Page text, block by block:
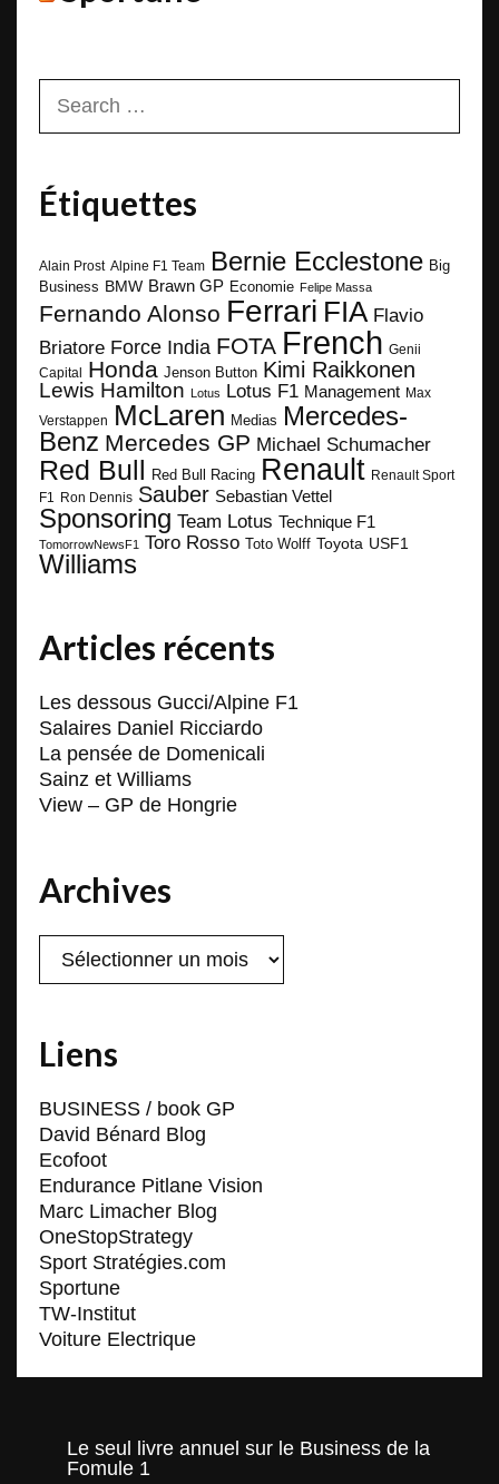
for:
Étiquettes
Alain Prost Alpine F1 Team Bernie Ecclestone Big
Business BMW Brawn GP Economie Felipe Massa
Fernando Alonso Ferrari FIA Flavio
Briatore Force India FOTA French Genii
Capital
Honda Jenson Button Kimi Raikkonen
Lewis Hamilton Lotus Lotus F1 Management Max
Verstappen McLaren Medias
Mercedes-
Benz Mercedes GP Michael Schumacher
Red Bull Red Bull Racing Renault Renault Sport
F1 Ron Dennis Sauber Sebastian Vettel
Sponsoring Team Lotus Technique F1
TomorrowNewsF1 Toro Rosso Toto Wolff Toyota USF1
Williams
Articles récents
Les dessous Gucci/Alpine F1
Salaires Daniel Ricciardo
La pensée de Domenicali
Sainz et Williams
View – GP de Hongrie
Archives
Liens
BUSINESS / book GP
David Bénard Blog
Ecofoot
Endurance Pitlane Vision
Marc Limacher Blog
OneStopStrategy
Sport Stratégies.com
Sportune
TW-Institut
Voiture Electrique
Le seul livre annuel sur le Business de la
Fomule 1